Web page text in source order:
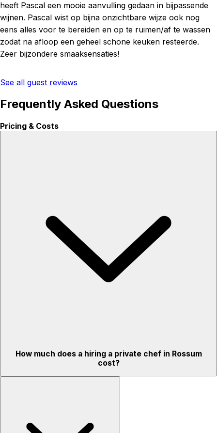
heeft Pascal een mooie aanvulling gedaan in bijpassende
wijnen. Pascal wist op bijna onzichtbare wijze ook nog
eens alles voor te bereiden en op te ruimen/af te wassen
zodat na afloop een geheel schone keuken resteerde.
Zeer bijzondere smaaksensaties!
See all guest reviews
Frequently Asked Questions
Pricing & Costs
How much does a hiring a private chef in Rossum
cost?